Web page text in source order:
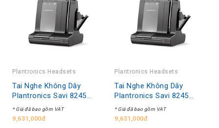
Plantronics Headsets
Tai Nghe Không Dây
Plantronics Savi 8245
Office, S8245 CDM USB-A,
UNLIMITED TT,
CONVERTIBLE, DECT,
* Giá đã bao gồm VAT
9,631,000đ
Plantronics Headsets
Tai Nghe Không Dây
Plantronics Savi 8245
Office, S8245-M CDM
USB-A, UNLIMITED TT,
CONVERTIBLE, DECT,
* Giá đã bao gồm VAT
9,631,000đ